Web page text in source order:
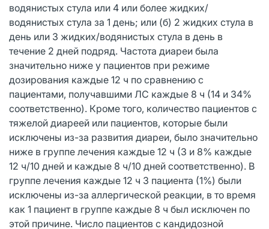
водянистых стула или 4 или более жидких/
водянистых стула за 1 день; или (б) 2 жидких стула в
день или 3 жидких/водянистых стула в день в
течение 2 дней подряд. Частота диареи была
значительно ниже у пациентов при режиме
дозирования каждые 12 ч по сравнению с
пациентами, получавшими ЛС каждые 8 ч (14 и 34%
соответственно). Кроме того, количество пациентов с
тяжелой диареей или пациентов, которые были
исключены из-за развития диареи, было значительно
ниже в группе лечения каждые 12 ч (3 и 8% каждые
12 ч/10 дней и каждые 8 ч/10 дней соответственно). В
группе лечения каждые 12 ч 3 пациента (1%) были
исключены из-за аллергической реакции, в то время
как 1 пациент в группе каждые 8 ч был исключен по
этой причине. Число пациентов с кандидозной